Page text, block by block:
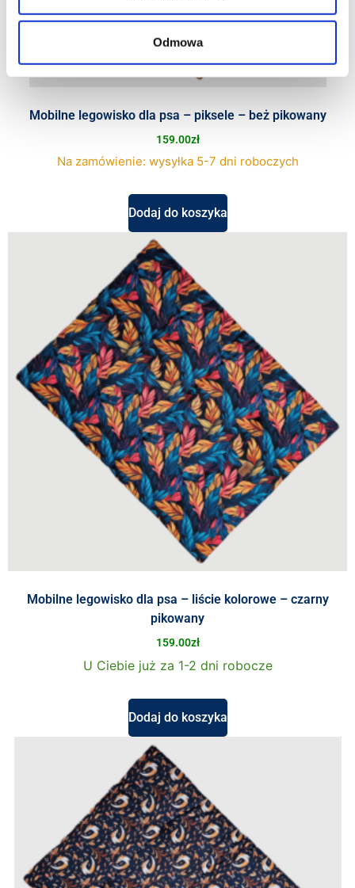
Odmowa
Mobilne legowisko dla psa – piksele – beż pikowany
159.00zł
Na zamówienie: wysyłka 5-7 dni roboczych
Dodaj do koszyka
Mobilne legowisko dla psa – liście kolorowe – czarny
pikowany
159.00zł
U Ciebie już za 1-2 dni robocze
Dodaj do koszyka